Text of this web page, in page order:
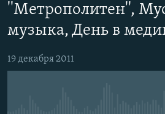
навигации
Вернутся
КУЛЬТУРА
IDEL.РЕАЛИИ
КАВКАЗ.РЕАЛИИ
''Метрополитен'',
музыка, День в
19 декабря 2011